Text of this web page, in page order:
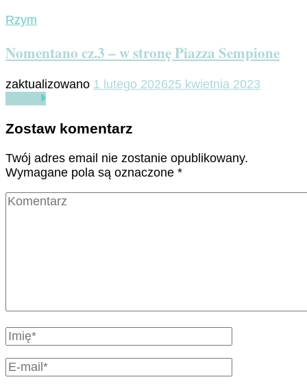
Rzym
Nomentano cz.3 – w stronę Piazza Sempione
zaktualizowano 1 lutego 202625 kwietnia 2023
Zostaw komentarz
Twój adres email nie zostanie opublikowany.
Wymagane pola są oznaczone *